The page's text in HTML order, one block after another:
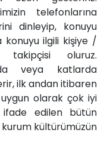
telefonlarına
dinleyip, konuyu
ilgili kişiye /
oluruz.
veya katlarda
ilk andan itibaren
olarak çok iyi
ifade edilen bütün
kültürümüzün